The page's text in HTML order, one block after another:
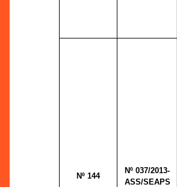
Nº 144
Nº 037/2013-
ASS/SEAPS